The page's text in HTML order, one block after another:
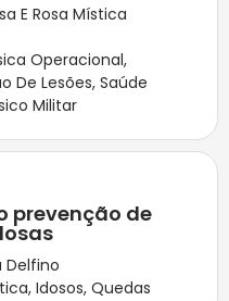
E Rosa Mística
Operacional,
De Lesões, Saúde
Militar
prevenção de
Delfino
, Idosos, Quedas